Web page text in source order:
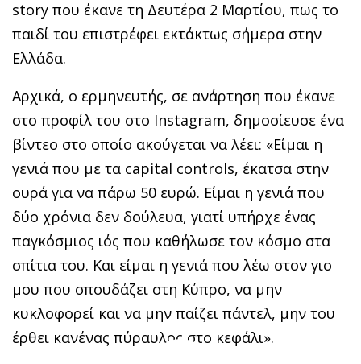
story που έκανε τη Δευτέρα 2 Μαρτίου, πως το
παιδί του επιστρέφει εκτάκτως σήμερα στην
Ελλάδα.
Αρχικά, ο ερμηνευτής, σε ανάρτηση που έκανε
στο προφίλ του στο Instagram, δημοσίευσε ένα
βίντεο στο οποίο ακούγεται να λέει: «Είμαι η
γενιά που με τα capital controls, έκατσα στην
ουρά για να πάρω 50 ευρώ. Είμαι η γενιά που
δύο χρόνια δεν δούλευα, γιατί υπήρχε ένας
παγκόσμιος ιός που καθήλωσε τον κόσμο στα
σπίτια του. Και είμαι η γενιά που λέω στον γιο
μου που σπουδάζει στη Κύπρο, να μην
κυκλοφορεί και να μην παίζει πάντελ, μην του
έρθει κανένας πύραυλος στο κεφάλι».